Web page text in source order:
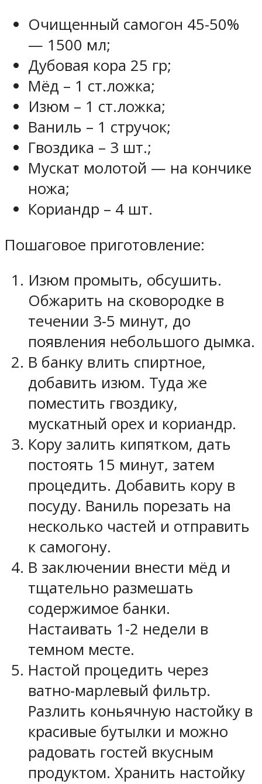
Очищенный самогон 45-50%
— 1500 мл;
Дубовая кора 25 гр;
Мёд – 1 ст.ложка;
Изюм – 1 ст.ложка;
Ваниль – 1 стручок;
Гвоздика – 3 шт.;
Мускат молотой — на кончике
ножа;
Кориандр – 4 шт.
Пошаговое приготовление:
Изюм промыть, обсушить.
Обжарить на сковородке в
течении 3-5 минут, до
появления небольшого дымка.
В банку влить спиртное,
добавить изюм. Туда же
поместить гвоздику,
мускатный орех и кориандр.
Кору залить кипятком, дать
постоять 15 минут, затем
процедить. Добавить кору в
посуду. Ваниль порезать на
несколько частей и отправить
к самогону.
В заключении внести мёд и
тщательно размешать
содержимое банки.
Настаивать 1-2 недели в
темном месте.
Настой процедить через
ватно-марлевый фильтр.
Разлить коньячную настойку в
красивые бутылки и можно
радовать гостей вкусным
продуктом. Хранить настойку